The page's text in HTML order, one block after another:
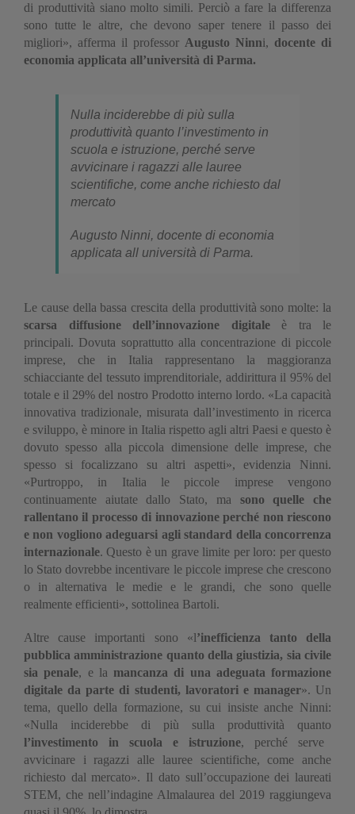
di produttività siano molto simili. Perciò a fare la differenza
sono tutte le altre, che devono saper tenere il passo dei
migliori», afferma il professor Augusto Ninni, docente di
economia applicata all’università di Parma.
Nulla inciderebbe di più sulla
produttività quanto l’investimento in
scuola e istruzione, perché serve
avvicinare i ragazzi alle lauree
scientifiche, come anche richiesto dal
mercato
Augusto Ninni, docente di economia
applicata all università di Parma.
Le cause della bassa crescita della produttività sono molte: la
scarsa diffusione dell’innovazione digitale è tra le
principali. Dovuta soprattutto alla concentrazione di piccole
imprese, che in Italia rappresentano la maggioranza
schiacciante del tessuto imprenditoriale, addirittura il 95% del
totale e il 29% del nostro Prodotto interno lordo. «La capacità
innovativa tradizionale, misurata dall’investimento in ricerca
e sviluppo, è minore in Italia rispetto agli altri Paesi e questo è
dovuto spesso alla piccola dimensione delle imprese, che
spesso si focalizzano su altri aspetti», evidenzia Ninni.
«Purtroppo, in Italia le piccole imprese vengono
continuamente aiutate dallo Stato, ma sono quelle che
rallentano il processo di innovazione perché non riescono
e non vogliono adeguarsi agli standard della concorrenza
internazionale. Questo è un grave limite per loro: per questo
lo Stato dovrebbe incentivare le piccole imprese che crescono
o in alternativa le medie e le grandi, che sono quelle
realmente efficienti», sottolinea Bartoli.
Altre cause importanti sono «l’inefficienza tanto della
pubblica amministrazione quanto della giustizia, sia civile
sia penale, e la mancanza di una adeguata formazione
digitale da parte di studenti, lavoratori e manager». Un
tema, quello della formazione, su cui insiste anche Ninni:
«Nulla inciderebbe di più sulla produttività quanto
l’investimento in scuola e istruzione, perché serve
avvicinare i ragazzi alle lauree scientifiche, come anche
richiesto dal mercato». Il dato sull’occupazione dei laureati
STEM, che nell’indagine Almalaurea del 2019 raggiungeva